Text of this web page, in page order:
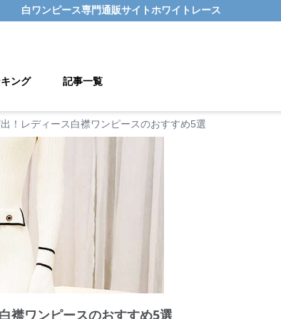
白ワンピース専門通販サイトホワイトレース
ング 記事一覧
！レディース白襟ワンピースのおすすめ5選
襟ワンピースのおすすめ5選